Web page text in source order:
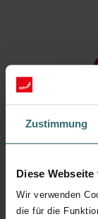
Zustimmung
Diese
Wir verwenden
die für die